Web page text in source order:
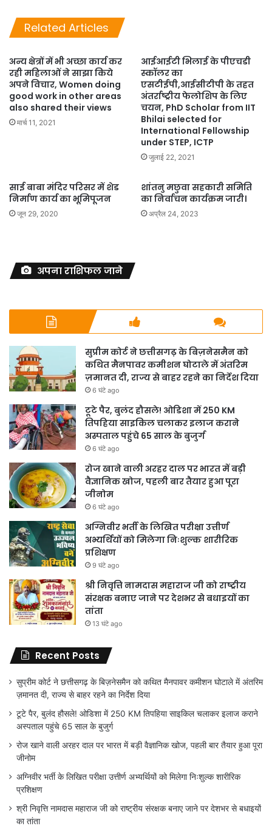
Related Articles
अन्य क्षेत्रों में भी अच्छा कार्य कर
रही महिलाओं ने साझा किये
अपने विचार, Women doing
good work in other areas
also shared their views
मार्च 11, 2021
आईआईटी भिलाई के पीएचडी
स्कॉलर का
एसटीईपी,आईसीटीपी के तहत
अंतर्राष्ट्रीय फेलोशिप के लिए
चयन, PhD Scholar from IIT
Bhilai selected for
International Fellowship
under STEP, ICTP
जुलाई 22, 2021
साई बाबा मंदिर परिसर में शेड
निर्माण कार्य का भूमिपूजन
जून 29, 2020
शांतनु मछुवा सहकारी समिति
का निर्वाचन कार्यक्रम जारी।
अप्रैल 24, 2023
अपना राशिफल जाने
सुप्रीम कोर्ट ने छत्तीसगढ़ के बिज़नेसमैन को
कथित मैनपावर कमीशन घोटाले में अंतरिम
ज़मानत दी, राज्य से बाहर रहने का निर्देश दिया
6 घंटे ago
टूटे पैर, बुलंद हौसले! ओडिशा में 250 KM
तिपहिया साइकिल चलाकर इलाज कराने
अस्पताल पहुंचे 65 साल के बुजुर्ग
6 घंटे ago
रोज खाने वाली अरहर दाल पर भारत में बड़ी
वैज्ञानिक खोज, पहली बार तैयार हुआ पूरा
जीनोम
6 घंटे ago
अग्निवीर भर्ती के लिखित परीक्षा उत्तीर्ण
अभ्यर्थियों को मिलेगा निःशुल्क शारीरिक
प्रशिक्षण
9 घंटे ago
श्री निवृत्ति नामदास महाराज जी को राष्ट्रीय
संरक्षक बनाए जाने पर देशभर से बधाइयों का
तांता
13 घंटे ago
Recent Posts
सुप्रीम कोर्ट ने छत्तीसगढ़ के बिज़नेसमैन को कथित मैनपावर कमीशन घोटाले में अंतरिम
ज़मानत दी, राज्य से बाहर रहने का निर्देश दिया
टूटे पैर, बुलंद हौसले! ओडिशा में 250 KM तिपहिया साइकिल चलाकर इलाज कराने
अस्पताल पहुंचे 65 साल के बुजुर्ग
रोज खाने वाली अरहर दाल पर भारत में बड़ी वैज्ञानिक खोज, पहली बार तैयार हुआ पूरा
जीनोम
अग्निवीर भर्ती के लिखित परीक्षा उत्तीर्ण अभ्यर्थियों को मिलेगा निःशुल्क शारीरिक
प्रशिक्षण
श्री निवृत्ति नामदास महाराज जी को राष्ट्रीय संरक्षक बनाए जाने पर देशभर से बधाइयों
का तांता